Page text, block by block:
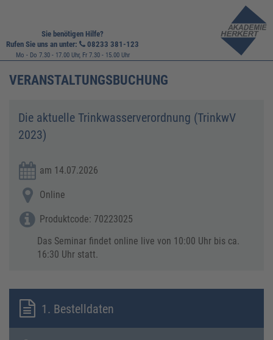
Sie benötigen Hilfe?
Rufen Sie uns an unter:
08233 381-123
Mo - Do 7.30 - 17.00 Uhr, Fr 7.30 - 15.00 Uhr
VERANSTALTUNGSBUCHUNG
Die aktuelle Trinkwasserverordnung (TrinkwV
2023)
am 14.07.2026
Online
Produktcode: 70223025
Das Seminar findet online live von 10:00 Uhr bis ca.
16:30 Uhr statt.
1. Bestelldaten